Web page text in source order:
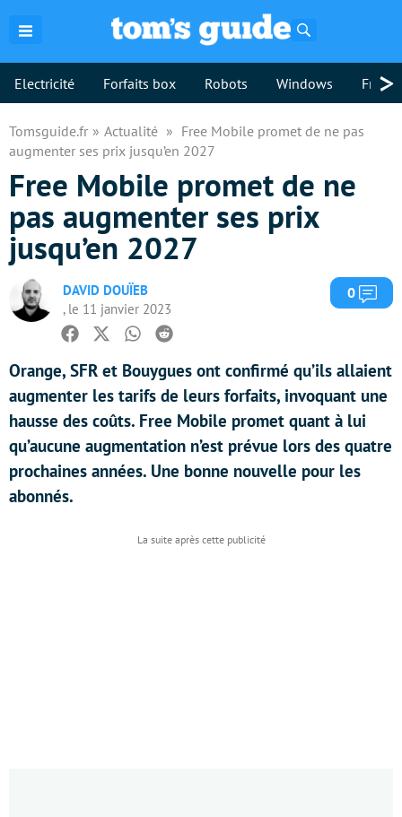
Electricité Forfaits box Robots Windows >
Tomsguide.fr Actualité
Free Mobile promet de ne pas
augmenter ses prix jusqu’en 2027
Free Mobile promet de ne
pas augmenter ses prix
jusqu’en 2027
DAVID DOUÏEB
, le 11 janvier 2023
0
Facebook
TwitterWhatsapp
Reddit
Orange, SFR et Bouygues ont confirmé qu’ils allaient
augmenter les tarifs de leurs forfaits, invoquant une
hausse des coûts. Free Mobile promet quant à lui
qu’aucune augmentation n’est prévue lors des quatre
prochaines années. Une bonne nouvelle pour les
abonnés.